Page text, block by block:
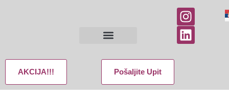
AKCIJA!!! Pošaljite Upit